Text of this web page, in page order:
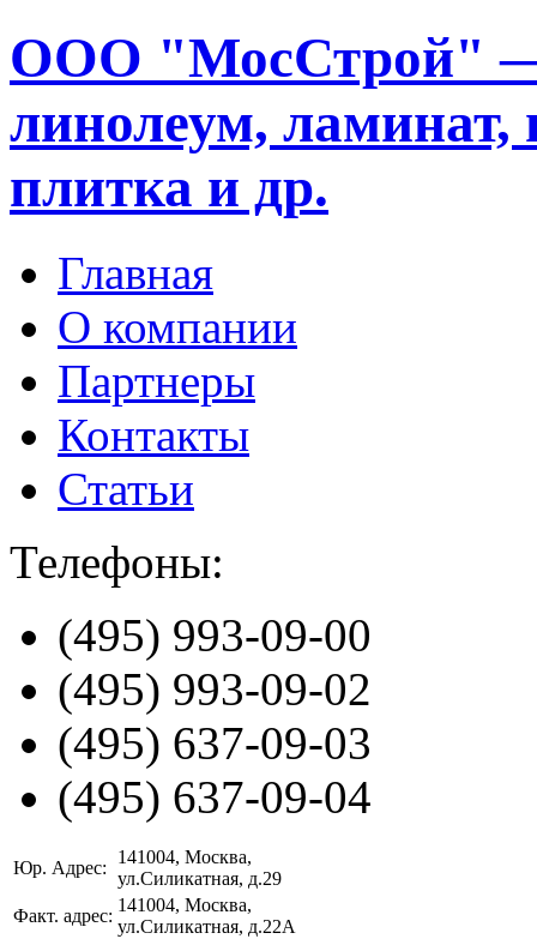
ООО "МосСтрой" —
линолеум, ламинат,
плитка и др.
Главная
О компании
Партнеры
Контакты
Статьи
Телефоны:
(495) 993-09-00
(495) 993-09-02
(495) 637-09-03
(495) 637-09-04
Юр. Адрес:
141004, Москва,
ул.Силикатная, д.29
Факт. адрес:
141004, Москва,
ул.Силикатная, д.22А